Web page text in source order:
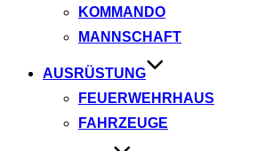
KOMMANDO
MANNSCHAFT
AUSRÜSTUNG
FEUERWEHRHAUS
FAHRZEUGE